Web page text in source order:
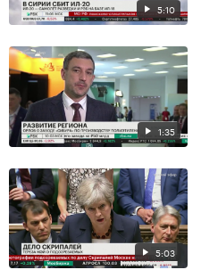
5:10
1:35
5:03